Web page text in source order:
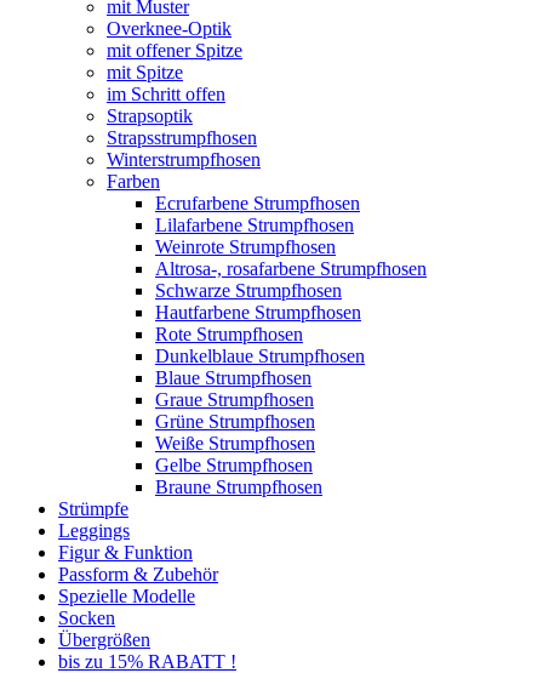
mit Muster
Overknee-Optik
mit offener Spitze
mit Spitze
im Schritt offen
Strapsoptik
Strapsstrumpfhosen
Winterstrumpfhosen
Farben
Ecrufarbene Strumpfhosen
Lilafarbene Strumpfhosen
Weinrote Strumpfhosen
Altrosa-, rosafarbene Strumpfhosen
Schwarze Strumpfhosen
Hautfarbene Strumpfhosen
Rote Strumpfhosen
Dunkelblaue Strumpfhosen
Blaue Strumpfhosen
Graue Strumpfhosen
Grüne Strumpfhosen
Weiße Strumpfhosen
Gelbe Strumpfhosen
Braune Strumpfhosen
Strümpfe
Leggings
Figur & Funktion
Passform & Zubehör
Spezielle Modelle
Socken
Übergrößen
bis zu 15% RABATT !